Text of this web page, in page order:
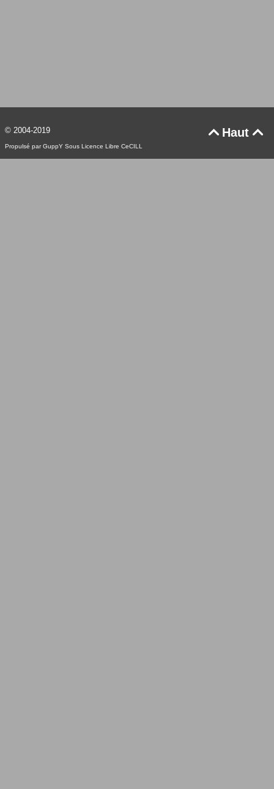
Haut 
© 2004-2019
Propulsé par GuppY Sous Licence Libre CeCILL